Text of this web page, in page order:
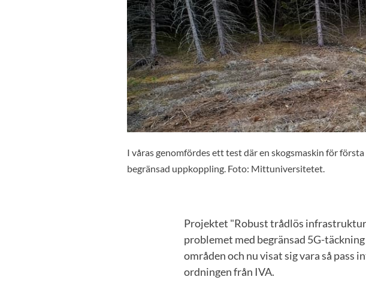
I våras genomfördes ett test där en skogsmaskin för
begränsad uppkoppling. Foto: Mittuniversitetet.
Projektet "Robust trådlös
problemet med begränsad 5G-
områden och nu visat sig vara så pass
ordningen från IVA.